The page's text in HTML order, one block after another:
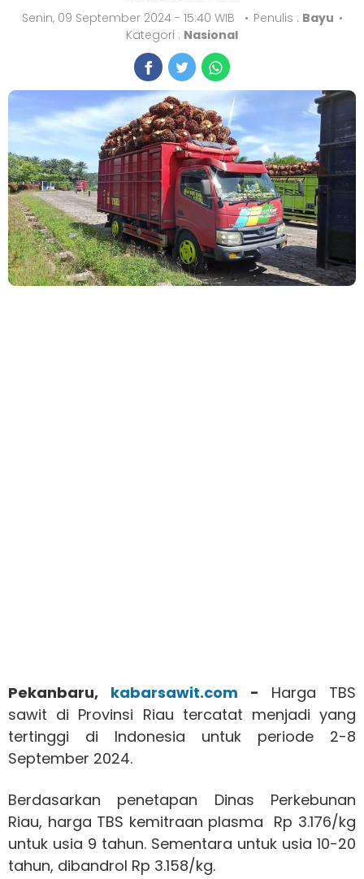
Senin, 09 September 2024 - 15:40 WIB • Penulis : Bayu •
Kategori : Nasional
Pekanbaru, kabarsawit.com - Harga TBS
sawit di Provinsi Riau tercatat menjadi yang
tertinggi di Indonesia untuk periode 2-8
September 2024.
Berdasarkan penetapan Dinas Perkebunan
Riau, harga TBS kemitraan plasma Rp 3.176/kg
untuk usia 9 tahun. Sementara untuk usia 10-20
tahun, dibandrol Rp 3.158/kg.